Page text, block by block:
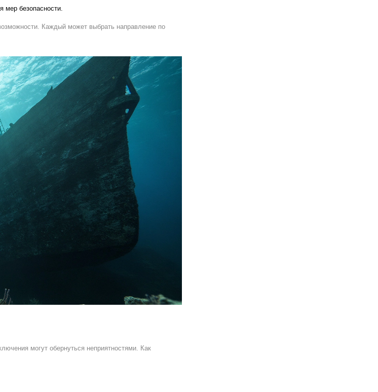
мер безопасности.
Каждый может выбрать направление по
могут обернуться неприятностями. Как